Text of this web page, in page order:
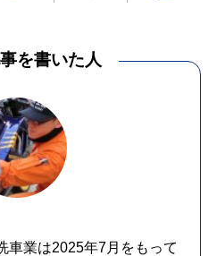
を書いた人
車業は2025年7月をもって